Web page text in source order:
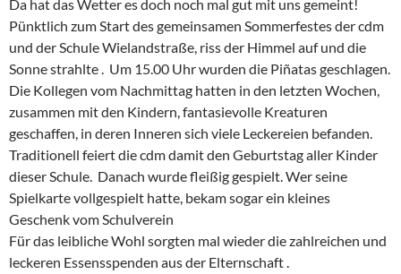
Da hat das Wetter es doch noch mal gut mit uns gemeint!
Pünktlich zum Start des gemeinsamen Sommerfestes der cdm
und der Schule Wielandstraße, riss der Himmel auf und die
Sonne strahlte . Um 15.00 Uhr wurden die Piñatas geschlagen.
Die Kollegen vom Nachmittag hatten in den letzten Wochen,
zusammen mit den Kindern, fantasievolle Kreaturen
geschaffen, in deren Inneren sich viele Leckereien befanden.
Traditionell feiert die cdm damit den Geburtstag aller Kinder
dieser Schule. Danach wurde fleißig gespielt. Wer seine
Spielkarte vollgespielt hatte, bekam sogar ein kleines
Geschenk vom Schulverein
Für das leibliche Wohl sorgten mal wieder die zahlreichen und
leckeren Essensspenden aus der Elternschaft .